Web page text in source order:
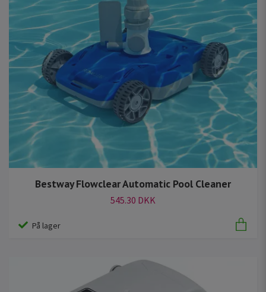
Bestway Flowclear Automatic Pool Cleaner
545.30 DKK
På lager